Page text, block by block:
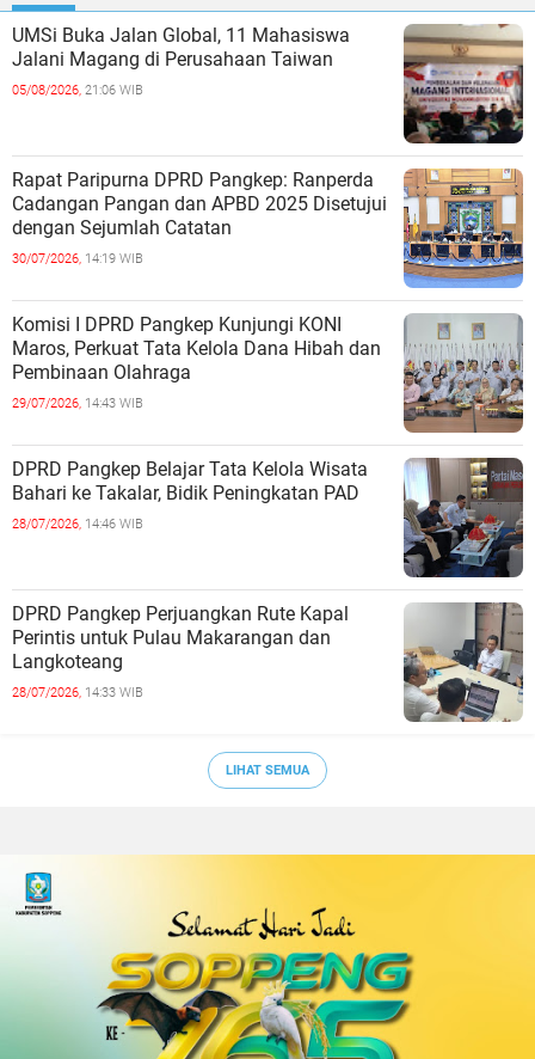
UMSi Buka Jalan Global, 11 Mahasiswa
Jalani Magang di Perusahaan Taiwan
05/08/2026, 21:06 WIB
Rapat Paripurna DPRD Pangkep: Ranperda
Cadangan Pangan dan APBD 2025 Disetujui
dengan Sejumlah Catatan
30/07/2026, 14:19 WIB
Komisi I DPRD Pangkep Kunjungi KONI
Maros, Perkuat Tata Kelola Dana Hibah dan
Pembinaan Olahraga
29/07/2026, 14:43 WIB
DPRD Pangkep Belajar Tata Kelola Wisata
Bahari ke Takalar, Bidik Peningkatan PAD
28/07/2026, 14:46 WIB
DPRD Pangkep Perjuangkan Rute Kapal
Perintis untuk Pulau Makarangan dan
Langkoteang
28/07/2026, 14:33 WIB
LIHAT SEMUA